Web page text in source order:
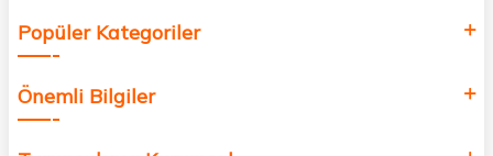
Popüler Kategoriler
Önemli Bilgiler